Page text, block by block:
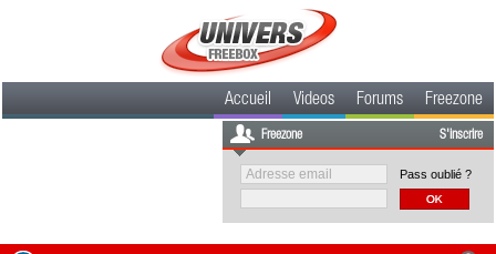
Accueil Videos Forums Freezone
Freezone S'inscrire
Pass oublié ?